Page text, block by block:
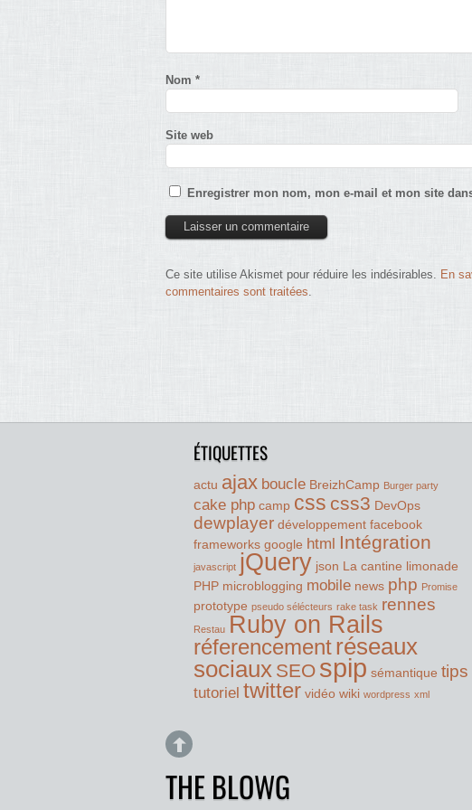
Nom *
Site web
Enregistrer mon nom, mon e-mail et mon site
Ce site utilise Akismet pour réduire les indésirables. En
commentaires sont traitées.
ÉTIQUETTES
actu ajax boucle BreizhCamp Burger party
cake php camp css css3 DevOps
dewplayer développement facebook
frameworks google html Intégration
javascript jQuery json La cantine limonade
PHP microblogging mobile news php Promise
prototype pseudo sélécteurs rake task rennes
Restau Ruby on Rails
réferencementréseaux
sociaux SEO spip sémantique tips
tutoriel twitter vidéo wiki wordpress xml
THE BLOWG